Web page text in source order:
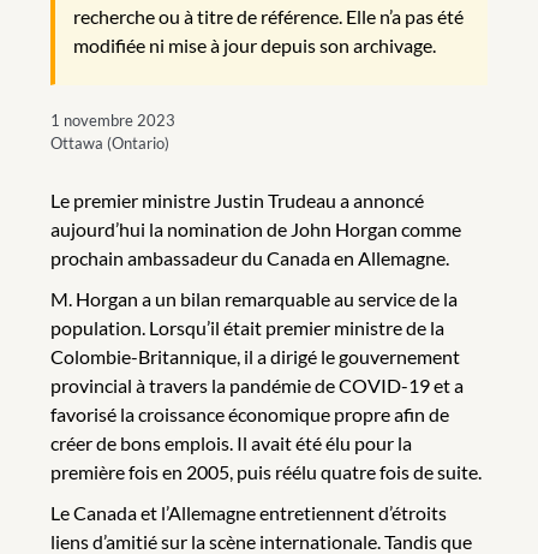
recherche ou à titre de référence. Elle n’a pas été
modifiée ni mise à jour depuis son archivage.
1 novembre 2023
Ottawa (Ontario)
Le premier ministre Justin Trudeau a annoncé
aujourd’hui la nomination de John Horgan comme
prochain ambassadeur du Canada en Allemagne.
M. Horgan a un bilan remarquable au service de la
population. Lorsqu’il était premier ministre de la
Colombie-Britannique, il a dirigé le gouvernement
provincial à travers la pandémie de COVID-19 et a
favorisé la croissance économique propre afin de
créer de bons emplois. Il avait été élu pour la
première fois en 2005, puis réélu quatre fois de suite.
Le Canada et l’Allemagne entretiennent d’étroits
liens d’amitié sur la scène internationale. Tandis que